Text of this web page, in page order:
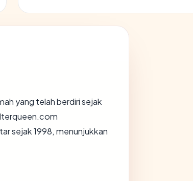
yang telah berdiri sejak
sejak 1998, menunjukkan